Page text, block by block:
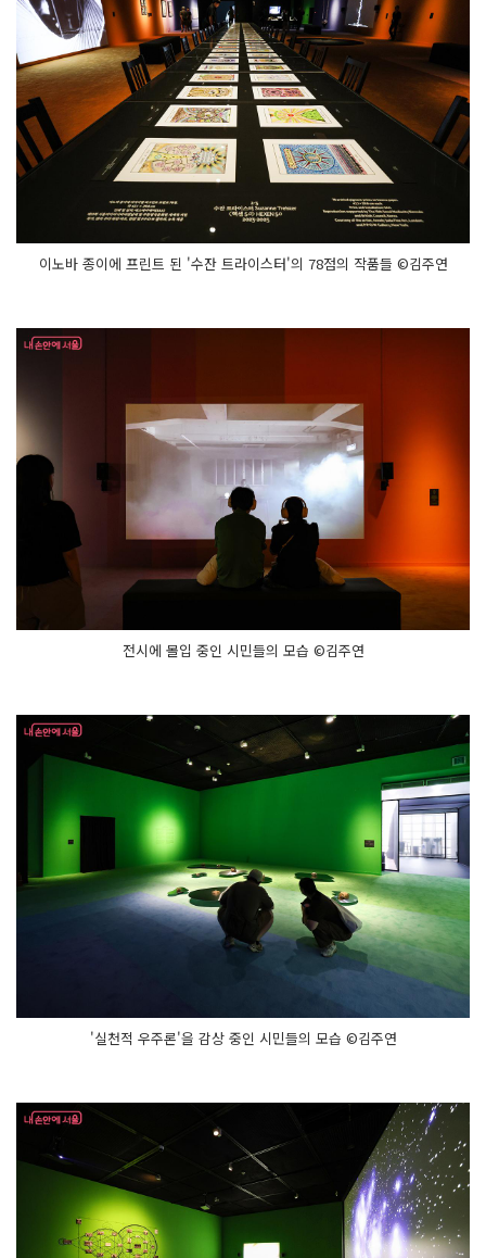
이노바 종이에 프린트 된 '수잔 트라이스터'의 78점의 작품들 ©김주연
전시에 몰입 중인 시민들의 모습 ©김주연
'실천적 우주론'을 감상 중인 시민들의 모습 ©김주연